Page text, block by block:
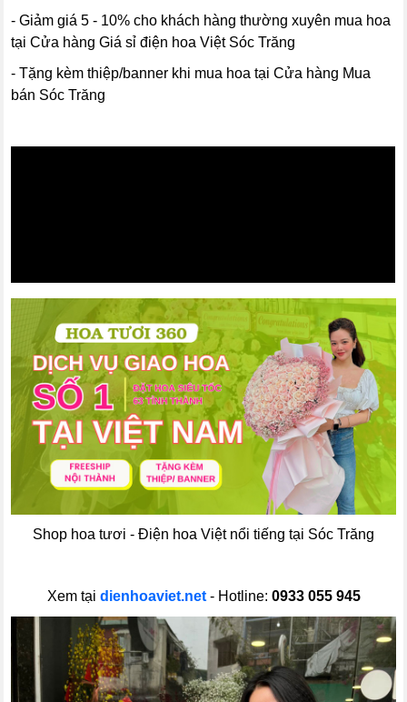
- Giảm giá 5 - 10% cho khách hàng thường xuyên mua hoa
tại Cửa hàng Giá sỉ điện hoa Việt Sóc Trăng
- Tặng kèm thiệp/banner khi mua hoa tại Cửa hàng Mua
bán Sóc Trăng
Shop hoa tươi - Điện hoa Việt nổi tiếng tại Sóc Trăng
Xem tại dienhoaviet.net- Hotline: 0933 055 945